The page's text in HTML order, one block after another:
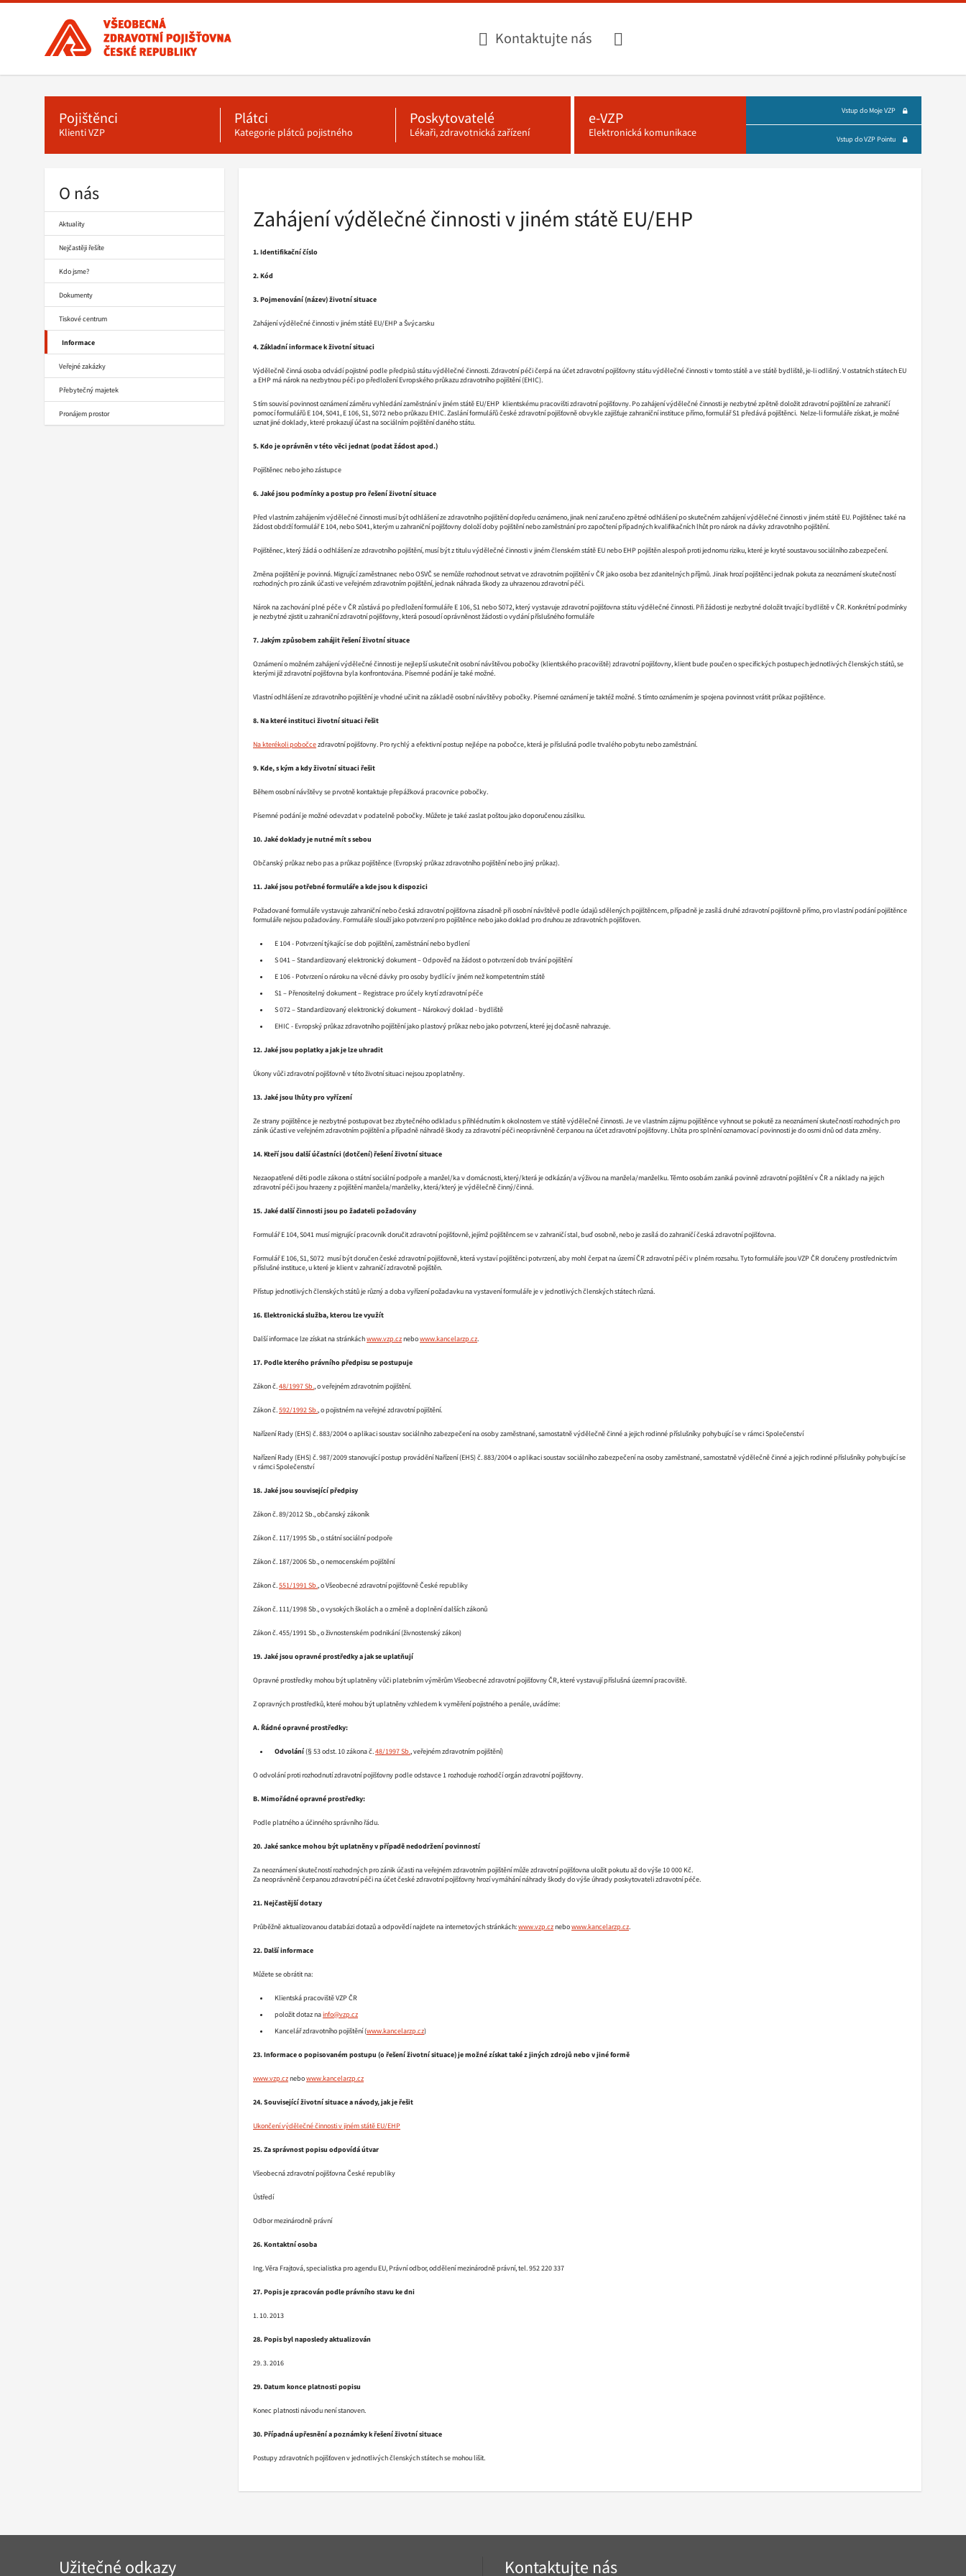
Všeobecná
zdravotní
pojišťovna
ČR,
hlavní
stránka
Kontaktujte nás
Pojištěnci
Klienti VZP
Plátci
Kategorie plátců pojistného
Poskytovatelé
Lékaři, zdravotnická zařízení
e-VZP
Elektronická komunikace
Vstup do Moje VZP
Vstup do VZP Pointu
O nás
Aktuality
Nejčastěji řešíte
Kdo jsme?
Dokumenty
Tiskové centrum
Informace
Veřejné zakázky
Přebytečný majetek
Pronájem prostor
Zahájení výdělečné činnosti v jiném státě EU/EHP
1. Identifikační číslo
2. Kód
3. Pojmenování (název) životní situace
Zahájení výdělečné činnosti v jiném státě EU/EHP a Švýcarsku
4. Základní informace k životní situaci
Výdělečně činná osoba odvádí pojistné podle předpisů státu výdělečné činnosti. Zdravotní péči čerpá na účet zdravotní pojišťovny státu výdělečné činnosti v tomto státě a ve státě bydliště, je-li odlišný. V ostatních státech EU
a EHP má nárok na nezbytnou péči po předložení Evropského průkazu zdravotního pojištění (EHIC).
S tím souvisí povinnost oznámení záměru vyhledání zaměstnání v jiném státě EU/EHP klientskému pracovišti zdravotní pojišťovny. Po zahájení výdělečné činnosti je nezbytné zpětně doložit zdravotní pojištění ze zahraničí
pomocí formulářů E 104, S041, E 106, S1, S072 nebo průkazu EHIC. Zaslání formulářů české zdravotní pojišťovně obvykle zajišťuje zahraniční instituce přímo, formulář S1 předává pojištěnci. Nelze-li formuláře získat, je možné
uznat jiné doklady, které prokazují účast na sociálním pojištění daného státu.
5. Kdo je oprávněn v této věci jednat (podat žádost apod.)
Pojištěnec nebo jeho zástupce
6. Jaké jsou podmínky a postup pro řešení životní situace
Před vlastním zahájením výdělečné činnosti musí být odhlášení ze zdravotního pojištění dopředu oznámeno, jinak není zaručeno zpětné odhlášení po skutečném zahájení výdělečné činnosti v jiném státě EU. Pojištěnec také na
žádost obdrží formulář E 104, nebo S041, kterým u zahraniční pojišťovny doloží doby pojištění nebo zaměstnání pro započtení případných kvalifikačních lhůt pro nárok na dávky zdravotního pojištění.
Pojištěnec, který žádá o odhlášení ze zdravotního pojištění, musí být z titulu výdělečné činnosti v jiném členském státě EU nebo EHP pojištěn alespoň proti jednomu riziku, které je kryté soustavou sociálního zabezpečení.
Změna pojištění je povinná. Migrující zaměstnanec nebo OSVČ se nemůže rozhodnout setrvat ve zdravotním pojištění v ČR jako osoba bez zdanitelných příjmů. Jinak hrozí pojištěnci jednak pokuta za neoznámení skutečností
rozhodných pro zánik účasti ve veřejném zdravotním pojištění, jednak náhrada škody za uhrazenou zdravotní péči.
Nárok na zachování plné péče v ČR zůstává po předložení formuláře E 106, S1 nebo S072, který vystavuje zdravotní pojišťovna státu výdělečné činnosti. Při žádosti je nezbytné doložit trvající bydliště v ČR. Konkrétní podmínky
je nezbytné zjistit u zahraniční zdravotní pojišťovny, která posoudí oprávněnost žádosti o vydání příslušného formuláře
7. Jakým způsobem zahájit řešení životní situace
Oznámení o možném zahájení výdělečné činnosti je nejlepší uskutečnit osobní návštěvou pobočky (klientského pracoviště) zdravotní pojišťovny, klient bude poučen o specifických postupech jednotlivých členských států, se
kterými již zdravotní pojišťovna byla konfrontována. Písemné podání je také možné.
Vlastní odhlášení ze zdravotního pojištění je vhodné učinit na základě osobní návštěvy pobočky. Písemné oznámení je taktéž možné. S tímto oznámením je spojena povinnost vrátit průkaz pojištěnce.
8. Na které instituci životní situaci řešit
Na kterékoli pobočcezdravotní pojišťovny. Pro rychlý a efektivní postup nejlépe na pobočce, která je příslušná podle trvalého pobytu nebo zaměstnání.
9. Kde, s kým a kdy životní situaci řešit
Během osobní návštěvy se prvotně kontaktuje přepážková pracovnice pobočky.
Písemné podání je možné odevzdat v podatelně pobočky. Můžete je také zaslat poštou jako doporučenou zásilku.
10. Jaké doklady je nutné mít s sebou
Občanský průkaz nebo pas a průkaz pojištěnce (Evropský průkaz zdravotního pojištění nebo jiný průkaz).
11. Jaké jsou potřebné formuláře a kde jsou k dispozici
Požadované formuláře vystavuje zahraniční nebo česká zdravotní pojišťovna zásadně při osobní návštěvě podle údajů sdělených pojištěncem, případně je zasílá druhé zdravotní pojišťovně přímo, pro vlastní podání pojištěnce
formuláře nejsou požadovány. Formuláře slouží jako potvrzení pro pojištěnce nebo jako doklad pro druhou ze zdravotních pojišťoven.
E 104 - Potvrzení týkající se dob pojištění, zaměstnání nebo bydlení
S 041 – Standardizovaný elektronický dokument – Odpověď na žádost o potvrzení dob trvání pojištění
E 106 - Potvrzení o nároku na věcné dávky pro osoby bydlící v jiném než kompetentním státě
S1 – Přenositelný dokument – Registrace pro účely krytí zdravotní péče
S 072 – Standardizovaný elektronický dokument – Nárokový doklad - bydliště
EHIC - Evropský průkaz zdravotního pojištění jako plastový průkaz nebo jako potvrzení, které jej dočasně nahrazuje.
12. Jaké jsou poplatky a jak je lze uhradit
Úkony vůči zdravotní pojišťovně v této životní situaci nejsou zpoplatněny.
13. Jaké jsou lhůty pro vyřízení
Ze strany pojištěnce je nezbytné postupovat bez zbytečného odkladu s přihlédnutím k okolnostem ve státě výdělečné činnosti. Je ve vlastním zájmu pojištěnce vyhnout se pokutě za neoznámení skutečností rozhodných pro
zánik účasti ve veřejném zdravotním pojištění a případně náhradě škody za zdravotní péči neoprávněně čerpanou na účet zdravotní pojišťovny. Lhůta pro splnění oznamovací povinnosti je do osmi dnů od data změny.
14. Kteří jsou další účastníci (dotčení) řešení životní situace
Nezaopatřené děti podle zákona o státní sociální podpoře a manžel/ka v domácnosti, který/která je odkázán/a výživou na manžela/manželku. Těmto osobám zaniká povinně zdravotní pojištění v ČR a náklady na jejich
zdravotní péči jsou hrazeny z pojištění manžela/manželky, která/který je výdělečně činný/činná.
15. Jaké další činnosti jsou po žadateli požadovány
Formulář E 104, S041 musí migrující pracovník doručit zdravotní pojišťovně, jejímž pojištěncem se v zahraničí stal, buď osobně, nebo je zasílá do zahraničí česká zdravotní pojišťovna.
Formulář E 106, S1, S072 musí být doručen české zdravotní pojišťovně, která vystaví pojištěnci potvrzení, aby mohl čerpat na území ČR zdravotní péči v plném rozsahu. Tyto formuláře jsou VZP ČR doručeny prostřednictvím
příslušné instituce, u které je klient v zahraničí zdravotně pojištěn.
Přístup jednotlivých členských států je různý a doba vyřízení požadavku na vystavení formuláře je v jednotlivých členských státech různá.
16. Elektronická služba, kterou lze využít
Další informace lze získat na stránkáchwww.vzp.cznebowww.kancelarzp.cz.
17. Podle kterého právního předpisu se postupuje
Zákon č.48/1997 Sb., o veřejném zdravotním pojištění.
Zákon č.592/1992 Sb., o pojistném na veřejné zdravotní pojištění.
Nařízení Rady (EHS) č. 883/2004 o aplikaci soustav sociálního zabezpečení na osoby zaměstnané, samostatně výdělečně činné a jejich rodinné příslušníky pohybující se v rámci Společenství
Nařízení Rady (EHS) č. 987/2009 stanovující postup provádění Nařízení (EHS) č. 883/2004 o aplikaci soustav sociálního zabezpečení na osoby zaměstnané, samostatně výdělečně činné a jejich rodinné příslušníky pohybující se
v rámci Společenství
18. Jaké jsou související předpisy
Zákon č. 89/2012 Sb., občanský zákoník
Zákon č. 117/1995 Sb., o státní sociální podpoře
Zákon č. 187/2006 Sb., o nemocenském pojištění
Zákon č.551/1991 Sb., o Všeobecné zdravotní pojišťovně České republiky
Zákon č. 111/1998 Sb., o vysokých školách a o změně a doplnění dalších zákonů
Zákon č. 455/1991 Sb., o živnostenském podnikání (živnostenský zákon)
19. Jaké jsou opravné prostředky a jak se uplatňují
Opravné prostředky mohou být uplatněny vůči platebním výměrům Všeobecné zdravotní pojišťovny ČR, které vystavují příslušná územní pracoviště.
Z opravných prostředků, které mohou být uplatněny vzhledem k vyměření pojistného a penále, uvádíme:
A. Řádné opravné prostředky:
Odvolání(§ 53 odst. 10 zákona č.48/1997 Sb., veřejném zdravotním pojištění)
O odvolání proti rozhodnutí zdravotní pojišťovny podle odstavce 1 rozhoduje rozhodčí orgán zdravotní pojišťovny.
B. Mimořádné opravné prostředky:
Podle platného a účinného správního řádu.
20. Jaké sankce mohou být uplatněny v případě nedodržení povinností
Za neoznámení skutečností rozhodných pro zánik účasti na veřejném zdravotním pojištění může zdravotní pojišťovna uložit pokutu až do výše 10 000 Kč.
Za neoprávněně čerpanou zdravotní péči na účet české zdravotní pojišťovny hrozí vymáhání náhrady škody do výše úhrady poskytovateli zdravotní péče.
21. Nejčastější dotazy
Průběžně aktualizovanou databázi dotazů a odpovědí najdete na internetových stránkách:www.vzp.cznebowww.kancelarzp.cz.
22. Další informace
Můžete se obrátit na:
Klientská pracoviště VZP ČR
položit dotaz nainfo@vzp.cz
Kancelář zdravotního pojištění (www.kancelarzp.cz)
23. Informace o popisovaném postupu (o řešení životní situace) je možné získat také z jiných zdrojů nebo v jiné formě
www.vzp.cznebowww.kancelarzp.cz
24. Související životní situace a návody, jak je řešit
Ukončení výdělečné činnosti v jiném státě EU/EHP
25. Za správnost popisu odpovídá útvar
Všeobecná zdravotní pojišťovna České republiky
Ústředí
Odbor mezinárodně právní
26. Kontaktní osoba
Ing. Věra Frajtová, specialistka pro agendu EU, Právní odbor, oddělení mezinárodně právní, tel. 952 220 337
27. Popis je zpracován podle právního stavu ke dni
1. 10. 2013
28. Popis byl naposledy aktualizován
29. 3. 2016
29. Datum konce platnosti popisu
Konec platnosti návodu není stanoven.
30. Případná upřesnění a poznámky k řešení životní situace
Postupy zdravotních pojišťoven v jednotlivých členských státech se mohou lišit.
Navigace
Užitečné odkazy Kontaktujte nás